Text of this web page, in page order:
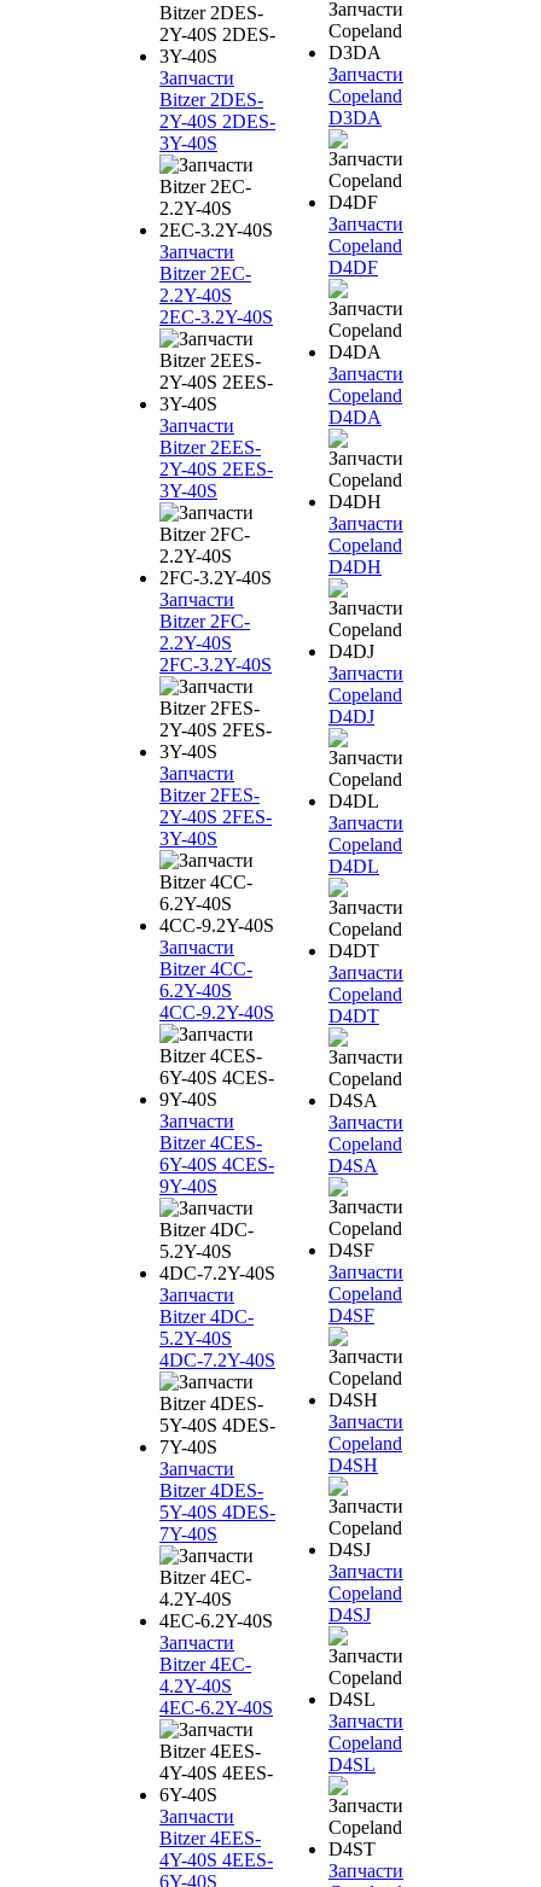
Запчасти
Bitzer 2DES-
2Y-40S 2DES-
3Y-40S
Запчасти
Bitzer 2EC-
2.2Y-40S
2EC-3.2Y-40S
Запчасти
Bitzer 2EES-
2Y-40S 2EES-
3Y-40S
Запчасти
Bitzer 2FC-
2.2Y-40S
2FC-3.2Y-40S
Запчасти
Bitzer 2FES-
2Y-40S 2FES-
3Y-40S
Запчасти
Bitzer 4CC-
6.2Y-40S
4CC-9.2Y-40S
Запчасти
Bitzer 4CES-
6Y-40S 4CES-
9Y-40S
Запчасти
Bitzer 4DC-
5.2Y-40S
4DC-7.2Y-40S
Запчасти
Bitzer 4DES-
5Y-40S 4DES-
7Y-40S
Запчасти
Bitzer 4EC-
4.2Y-40S
4EC-6.2Y-40S
Запчасти
Bitzer 4EES-
4Y-40S 4EES-
6Y-40S
Запчасти
Copeland
D3DA
Запчасти
Copeland
D4DF
Запчасти
Copeland
D4DA
Запчасти
Copeland
D4DH
Запчасти
Copeland
D4DJ
Запчасти
Copeland
D4DL
Запчасти
Copeland
D4DT
Запчасти
Copeland
D4SA
Запчасти
Copeland
D4SF
Запчасти
Copeland
D4SH
Запчасти
Copeland
D4SJ
Запчасти
Copeland
D4SL
Запчасти